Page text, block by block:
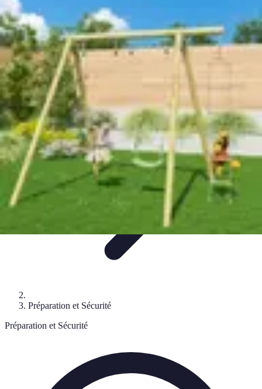
Aventures Aériennes
Destinations
Aventures et Expériences ParapenteVol en
HélicoptèreMontgolfière
Aventures Aériennes
Préparation et Sécurité
Préparation et Sécurité